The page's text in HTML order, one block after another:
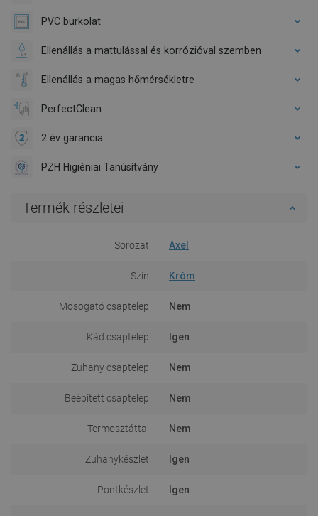
PVC burkolat
Ellenállás a mattulással és korrózióval szemben
Ellenállás a magas hőmérsékletre
PerfectClean
2 év garancia
PZH Higiéniai Tanúsítvány
Termék részletei
Sorozat Axel
Szín Króm
Mosogató csaptelep Nem
Kád csaptelep Igen
Zuhany csaptelep Nem
Beépített csaptelep Nem
Termosztáttal Nem
Zuhanykészlet Igen
Pontkészlet Igen